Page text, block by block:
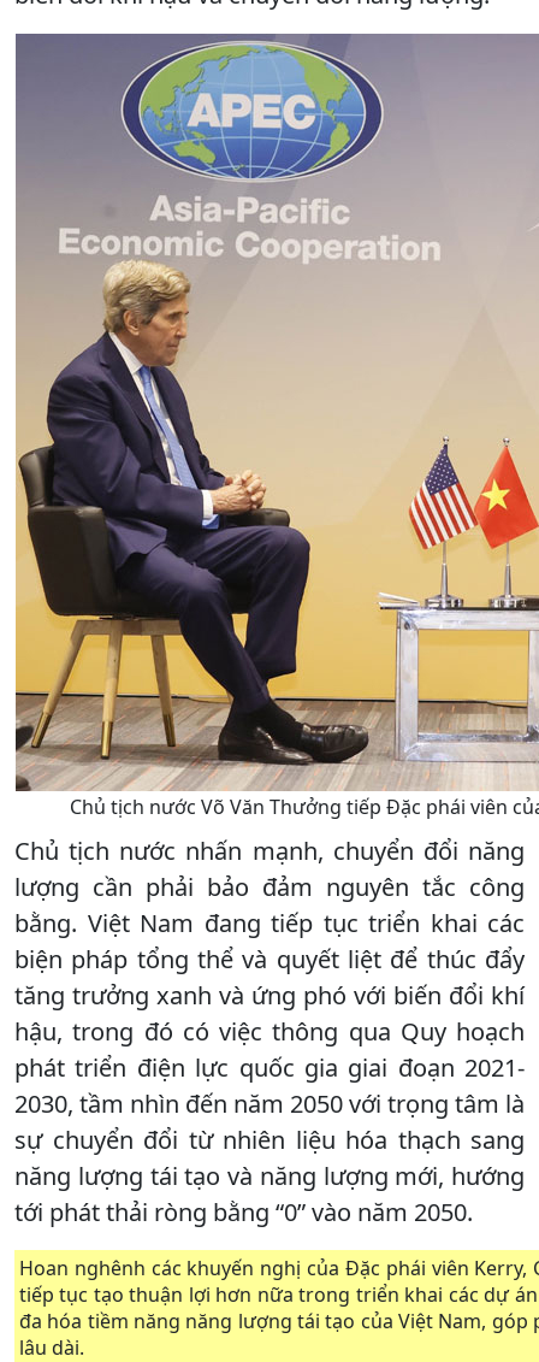
Chủ tịch nước Võ Văn Thưởng tiếp Đặc phái viên
Chủ tịch nước nhấn mạnh, chuyển đổi năng
lượng cần phải bảo đảm nguyên tắc công
bằng. Việt Nam đang tiếp tục triển khai các
biện pháp tổng thể và quyết liệt để thúc đẩy
tăng trưởng xanh và ứng phó với biến đổi khí
hậu, trong đó có việc thông qua Quy hoạch
phát triển điện lực quốc gia giai đoạn 2021-
2030, tầm nhìn đến năm 2050 với trọng tâm là
sự chuyển đổi từ nhiên liệu hóa thạch sang
năng lượng tái tạo và năng lượng mới, hướng
tới phát thải ròng bằng “0” vào năm 2050.
Hoan nghênh các khuyến nghị của Đặc phái viên
tiếp tục tạo thuận lợi hơn nữa trong triển khai các dự
đa hóa tiềm năng năng lượng tái tạo của Việt Nam,
lâu dài.